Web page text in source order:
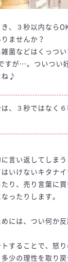
、３秒以内なら
ませんか？
菌などはくっつ
すが…。ついつい
ね♪
、３秒ではなく
言い返してしま
いけないキタナ
り、売り言葉に
ったりします。
には、つい何か
することで、怒
少の理性を取り